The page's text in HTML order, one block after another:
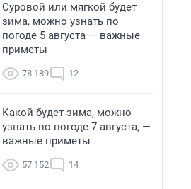
Суровой или мягкой будет
зима, можно узнать по
погоде 5 августа — важные
приметы
78 189 12
Какой будет зима, можно
узнать по погоде 7 августа, —
важные приметы
57 152 14